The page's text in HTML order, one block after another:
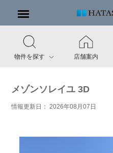
物件を探す 店舗案内
メゾンソレイユ 3D
情報更新日： 2026年08月07日